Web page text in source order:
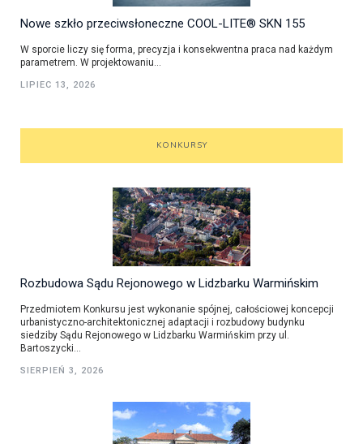
Nowe szkło przeciwsłoneczne COOL-LITE® SKN 155
W sporcie liczy się forma, precyzja i konsekwentna praca nad każdym
parametrem. W projektowaniu...
LIPIEC 13, 2026
KONKURSY
Rozbudowa Sądu Rejonowego w Lidzbarku Warmińskim
Przedmiotem Konkursu jest wykonanie spójnej, całościowej koncepcji
urbanistyczno-architektonicznej adaptacji i rozbudowy budynku
siedziby Sądu Rejonowego w Lidzbarku Warmińskim przy ul.
Bartoszycki...
SIERPIEŃ 3, 2026